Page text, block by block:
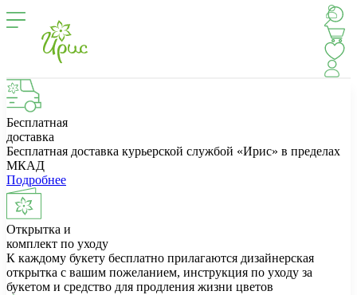
Бесплатная
доставка
Бесплатная доставка курьерской службой «Ирис» в пределах
МКАД
Подробнее
Открытка и
комплект по уходу
К каждому букету бесплатно прилагаются дизайнерская
открытка с вашим пожеланием, инструкция по уходу за
букетом и средство для продления жизни цветов